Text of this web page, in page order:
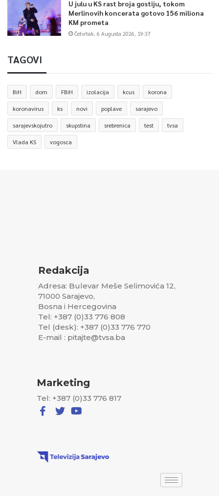
U julu u KS rast broja gostiju, tokom
Merlinovih koncerata gotovo 156 miliona
KM prometa
Četvrtak, 6 Augusta 2026, 19:37
TAGOVI
BiH dom FBiH izolacija kcus korona
koronavirus ks novi poplave sarajevo
sarajevskojutro skupstina srebrenica test tvsa
Vlada KS vogosca
Redakcija
Adresa: Bulevar Meše Selimovića 12,
71000 Sarajevo,
Bosna i Hercegovina
Tel: +387 (0)33 776 808
Tel (desk): +387 (0)33 776 770
E-mail : pitajte@tvsa.ba
Marketing
Tel: +387 (0)33 776 817